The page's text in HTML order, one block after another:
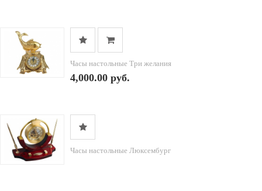
Часы настольные Три желания
4,000.00 руб.
Часы настольные Люксембург